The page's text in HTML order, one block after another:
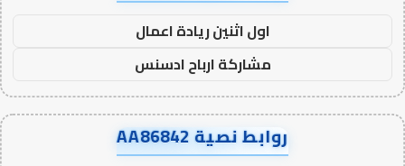
اول اثنين ريادة اعمال
مشاركة ارباح ادسنس
روابط نصية AA86842